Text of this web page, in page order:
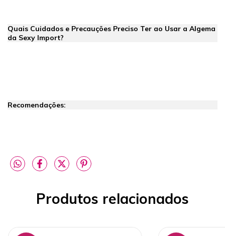
Quais Cuidados e Precauções Preciso Ter ao Usar a Algema
da Sexy Import?
Recomendações:
Produtos relacionados